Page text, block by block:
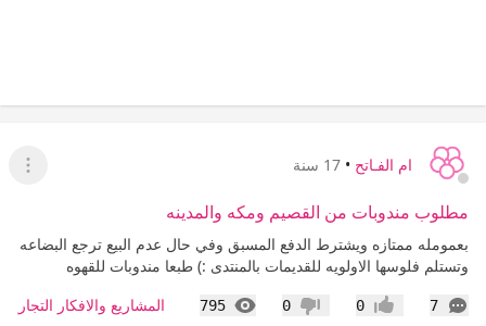
ام الفـاتح • 17 سنة
عرض
مطلوب مندوبات من القصيم ومكه والمدينه
بعمومله ممتازه ويشترط الدفع المسبق وفي حال عدم البيع ترجع البضاعه
وتستلم فلوسها الاولويه للقديمات بالمنتدى :) طبعا مندوبات للقهوه
7
التعليقات إعجاب0 عدم إعجاب
0
795
المشاهدات المشاريع والافكار